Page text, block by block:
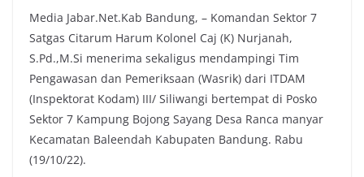
c
e
b
o
o
k
i
t
t
e
r
a
t
s
A
p
p
p
y
L
i
n
k
Media Jabar.Net.Kab Bandung, – Komandan Sektor 7
Satgas Citarum Harum Kolonel Caj (K) Nurjanah,
S.Pd.,M.Si menerima sekaligus mendampingi Tim
Pengawasan dan Pemeriksaan (Wasrik) dari ITDAM
(Inspektorat Kodam) III/ Siliwangi bertempat di Posko
Sektor 7 Kampung Bojong Sayang Desa Ranca manyar
Kecamatan Baleendah Kabupaten Bandung. Rabu
(19/10/22).